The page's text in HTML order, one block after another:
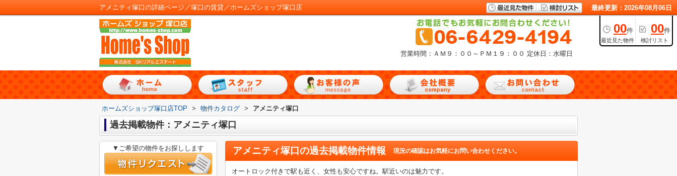
アメニティ塚口の詳細ページ／塚口の賃貸／ホームズショップ塚口店 最終更新：2026年08月06日
00件
最近見た物件
00件
検討リスト
営業時間：ＡＭ９：００～ＰＭ１９：００ 定休日：水曜日
ホームズショップ塚口店TOP > 物件カタログ > アメニティ塚口
過去掲載物件：アメニティ塚口
アメニティ塚口の過去掲載物件情報 現況の確認はお気軽にお問い合わせください。
オートロック付きで駅も近く、女性も安心ですね。駅近いのは魅力です。
▼ご希望の物件をお探しします